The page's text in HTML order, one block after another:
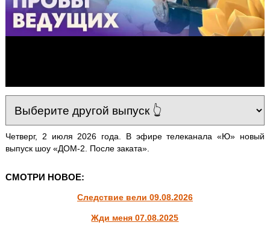
Четверг, 2 июля 2026 года. В эфире телеканала «Ю» новый
выпуск шоу «ДОМ-2. После заката».
СМОТРИ НОВОЕ:
Следствие вели 09.08.2026
Жди меня 07.08.2025